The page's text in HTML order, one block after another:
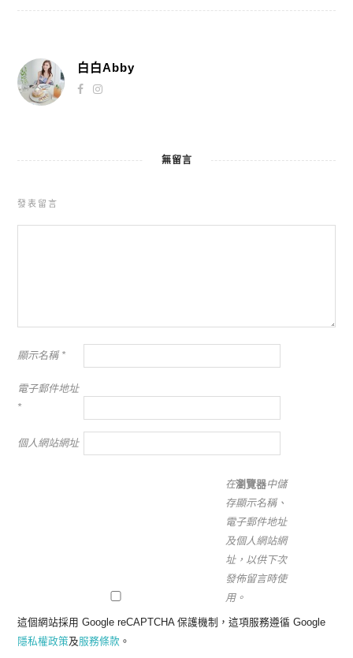
白白Abby
無留言
發表留言
顯示名稱 *
電子郵件地址
*
個人網站網址
在瀏覽器中儲
存顯示名稱、
電子郵件地址
及個人網站網
址，以供下次
發佈留言時使
用。
這個網站採用 Google reCAPTCHA 保護機制，這項服務遵循 Google
隱私權政策及服務條款 。